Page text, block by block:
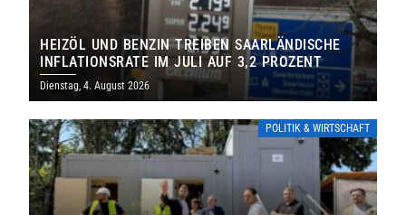
HEIZÖL UND BENZIN TREIBEN SAARLÄNDISCHE
INFLATIONSRATE IM JULI AUF 3,2 PROZENT
Dienstag, 4. August 2026
POLITIK & WIRTSCHAFT